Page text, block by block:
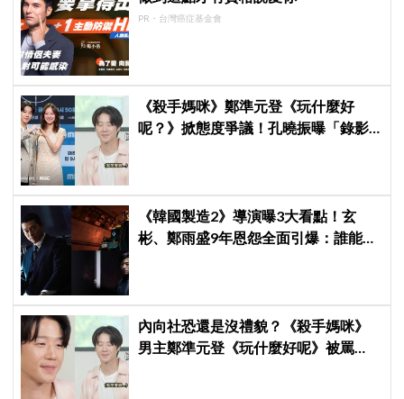
PR・台灣癌症基金會
《殺手媽咪》鄭準元登《玩什麼好
呢？》掀態度爭議！孔曉振曝「錄影
《韓國製造2》導演曝3大看點！玄
彬、鄭雨盛9年恩怨全面引爆：誰能活
內向社恐還是沒禮貌？《殺手媽咪》
男主鄭準元登《玩什麼好呢》被罵